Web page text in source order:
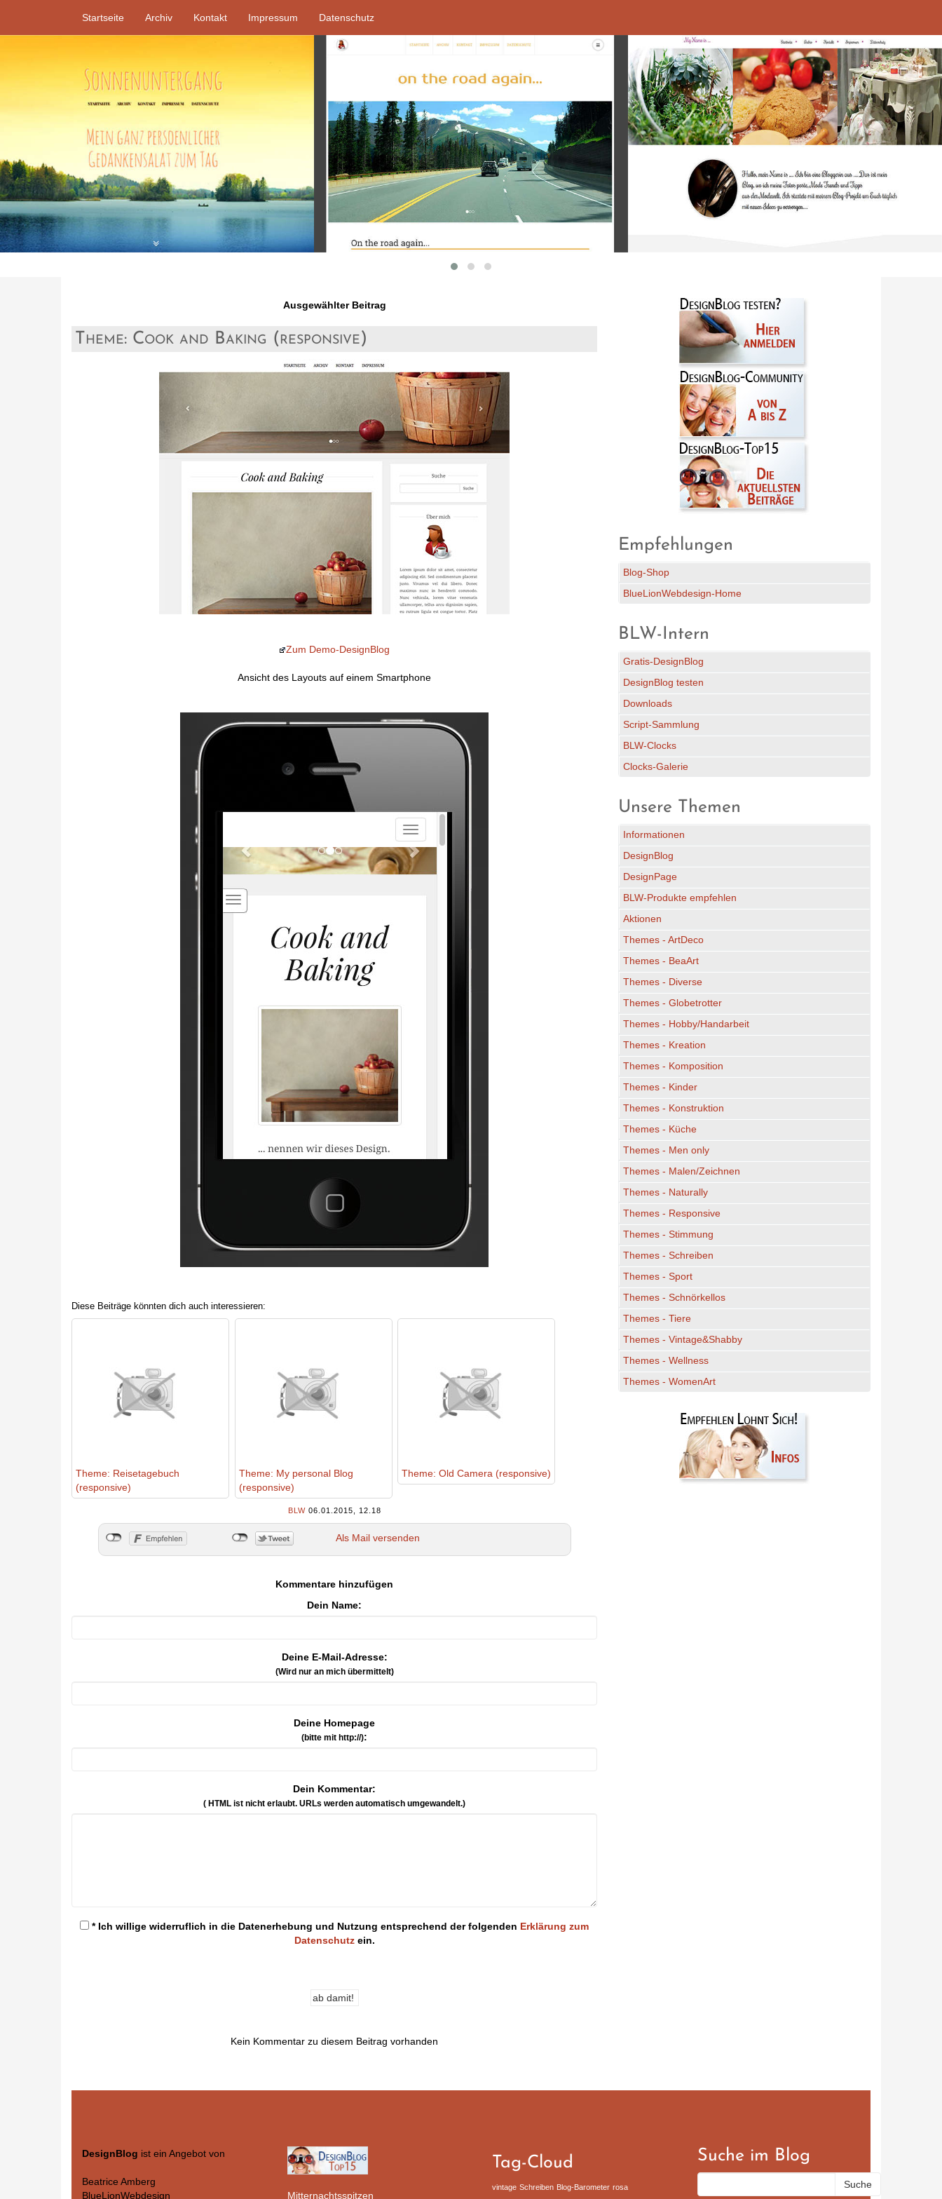
Startseite Archiv Kontakt Impressum Datenschutz
Ausgewählter Beitrag
Theme: Cook and Baking (responsive)
Zum Demo-DesignBlog
Ansicht des Layouts auf einem Smartphone
Diese Beiträge könnten dich auch interessieren:
Theme: Reisetagebuch
(responsive)
Theme: My personal Blog
(responsive)
Theme: Old Camera (responsive)
BLW06.01.2015, 12.18
Als Mail versenden
Kommentare hinzufügen
Dein Name:
Deine E-Mail-Adresse:
(Wird nur an mich übermittelt)
Deine Homepage
(bitte mit http://):
Dein Kommentar:
( HTML ist nicht erlaubt. URLs werden automatisch umgewandelt.)
* Ich willige widerruflich in die Datenerhebung und Nutzung entsprechend der folgenden Erklärung zum
Datenschutzein.
Kein Kommentar zu diesem Beitrag vorhanden
Empfehlungen
Blog-Shop
BlueLionWebdesign-Home
BLW-Intern
Gratis-DesignBlog
DesignBlog testen
Downloads
Script-Sammlung
BLW-Clocks
Clocks-Galerie
Unsere Themen
Informationen
DesignBlog
DesignPage
BLW-Produkte empfehlen
Aktionen
Themes - ArtDeco
Themes - BeaArt
Themes - Diverse
Themes - Globetrotter
Themes - Hobby/Handarbeit
Themes - Kreation
Themes - Komposition
Themes - Kinder
Themes - Konstruktion
Themes - Küche
Themes - Men only
Themes - Malen/Zeichnen
Themes - Naturally
Themes - Responsive
Themes - Stimmung
Themes - Schreiben
Themes - Sport
Themes - Schnörkellos
Themes - Tiere
Themes - Vintage&Shabby
Themes - Wellness
Themes - WomenArt
DesignBlog ist ein Angebot von
Beatrice Amberg
BlueLionWebdesign
Mitternachtsspitzen
Tag-Cloud
vintage Schreiben Blog-Barometer rosa
Suche im Blog